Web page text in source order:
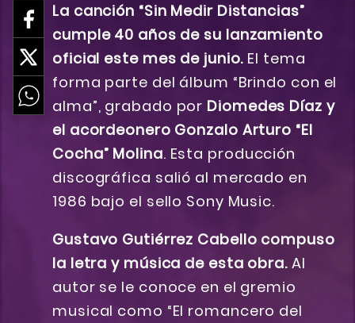
La canción “Sin Medir Distancias”
cumple 40 años de su lanzamiento
oficial este mes de junio. El tema
forma parte del álbum “Brindo con el
alma”, grabado por Diomedes Díaz y
el acordeonero Gonzalo Arturo “El
Cocha” Molina. Esta producción
discográfica salió al mercado en
1986 bajo el sello Sony Music.
Gustavo Gutiérrez Cabello compuso
la letra y música de esta obra.Al
autor se le conoce en el gremio
musical como “El romancero del